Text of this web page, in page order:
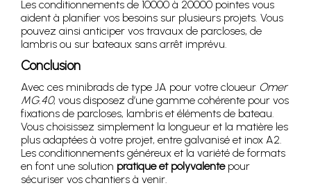
Les conditionnements de 10000 à 20000 pointes vous
aident à planifier vos besoins sur plusieurs projets. Vous
pouvez ainsi anticiper vos travaux de parcloses, de
lambris ou sur bateaux sans arrêt imprévu.
Conclusion
Avec ces minibrads de type JA pour votre cloueur Omer
MG.40, vous disposez d’une gamme cohérente pour vos
fixations de parcloses, lambris et éléments de bateau.
Vous choisissez simplement la longueur et la matière les
plus adaptées à votre projet, entre galvanisé et inox A2.
Les conditionnements généreux et la variété de formats
en font une solution pratique et polyvalentepour
sécuriser vos chantiers à venir.